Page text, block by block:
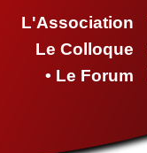
L'Association
Le Colloque
• Le Forum